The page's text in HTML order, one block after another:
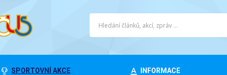
SPORTOVNÍ AKCE INFORMACE